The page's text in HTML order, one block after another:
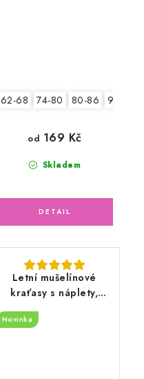
62-68 74-80 80-86 92-98
Skladem
od 169 Kč
Letní mušelínové
kraťasy s náplety,
světle modré
Novinka